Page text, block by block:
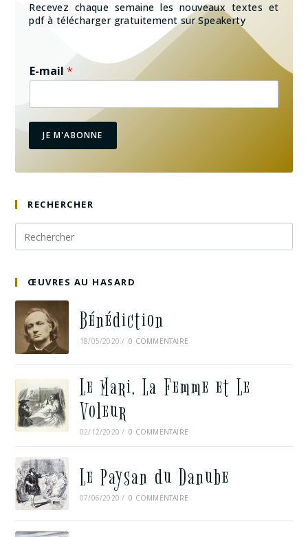
Recevez chaque semaine les nouveaux textes et
pdf à télécharger gratuitement sur Speakerty
E-mail*
JE M'ABONNE
RECHERCHER
ŒUVRES AU HASARD
Bénédiction
18/05/2020 / 0 COMMENTAIRE
Le Mari, La Femme et Le
Voleur
02/12/2020 / 0 COMMENTAIRE
Le Paysan du Danube
07/06/2020 / 0 COMMENTAIRE